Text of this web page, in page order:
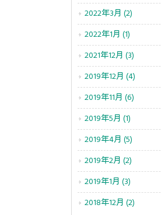
2022年3月 (2)
2022年1月 (1)
2021年12月 (3)
2019年12月 (4)
2019年11月 (6)
2019年5月 (1)
2019年4月 (5)
2019年2月 (2)
2019年1月 (3)
2018年12月 (2)